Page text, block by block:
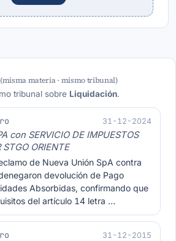
(misma materia · mismo tribunal)
tribunal sobre Liquidación.
31-12-2024
con SERVICIO DE IMPUESTOS
ORIENTE
de Nueva Unión SpA contra
devolución de Pago
Absorbidas, confirmando que
del artículo 14 letra …
31-12-2015